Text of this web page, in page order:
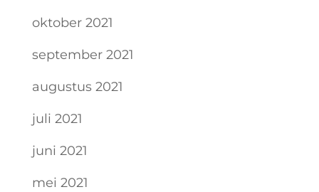
oktober 2021
september 2021
augustus 2021
juli 2021
juni 2021
mei 2021